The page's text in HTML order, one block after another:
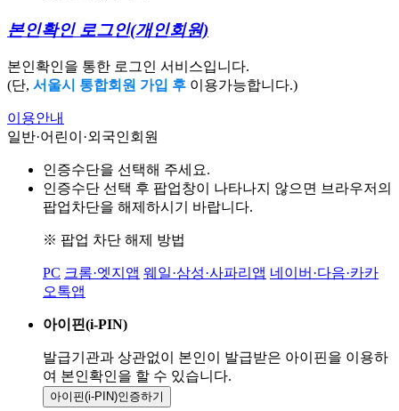
본인확인 로그인(개인회원)
본인확인을 통한 로그인 서비스입니다.
(단, 서울시 통합회원 가입 후 이용가능합니다.)
이용안내
일반·어린이·외국인회원
인증수단을 선택해 주세요.
인증수단 선택 후 팝업창이 나타나지 않으면 브라우저의
팝업차단을 해제하시기 바랍니다.
※ 팝업 차단 해제 방법
PC 크롬·엣지앱 웨일·삼성·사파리앱 네이버·다음·카카
오톡앱
아이핀(i-PIN)
발급기관과 상관없이 본인이 발급받은 아이핀을 이용하
여 본인확인을 할 수 있습니다.
아이핀(i-PIN)인증하기